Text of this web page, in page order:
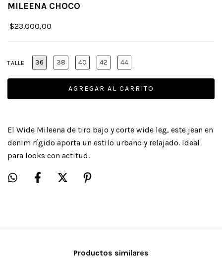
MILEENA CHOCO
$23.000,00
TALLE 36 38 40 42 44
El Wide Mileena de tiro bajo y corte wide leg, este jean en
denim rígido aporta un estilo urbano y relajado. Ideal
para looks con actitud.
Productos similares